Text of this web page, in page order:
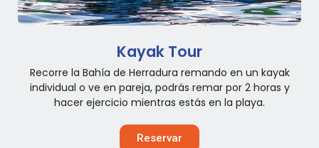
Kayak Tour
Recorre la Bahía de Herradura remando en un kayak
individual o ve en pareja, podrás remar por 2 horas y
hacer ejercicio mientras estás en la playa.
Reservar